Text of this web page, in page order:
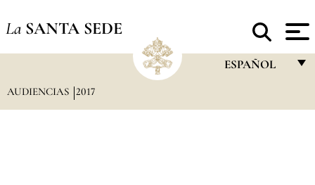
La SANTA SEDE
ESPAÑOL
AUDIENCIAS 2017